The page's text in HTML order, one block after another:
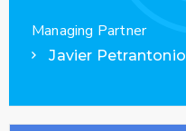
Managing Partner
Javier Petrantonio